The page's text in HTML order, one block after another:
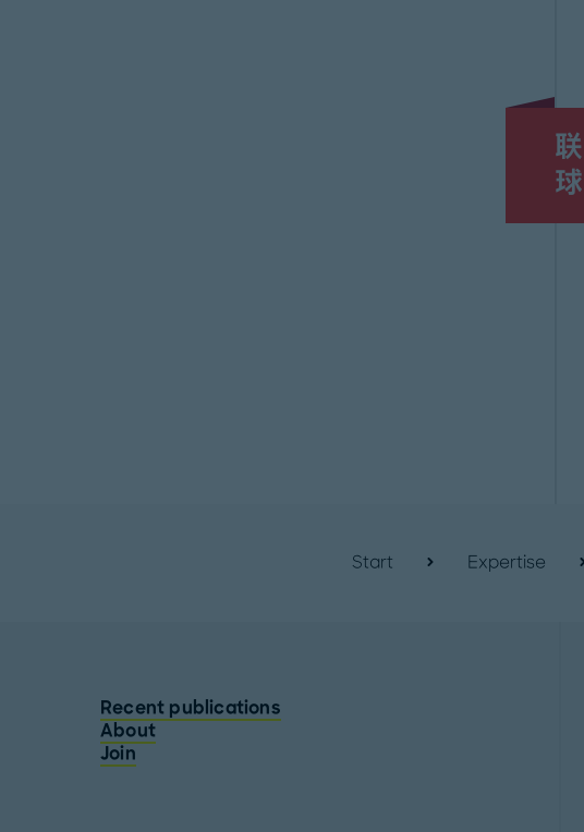
Start Expertise
Recent publications
About
Join